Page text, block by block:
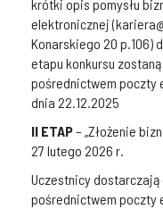
krótki opis pomysłu
elektronicznej
Konarskiego 20 p.106)
etapu konkursu
pośrednictwem poczty
dnia 22.12.2025
II ETAP– „Złożenie
27 lutego 2026 r.
Uczestnicy
pośrednictwem poczty